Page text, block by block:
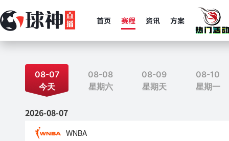
首页 赛程 资讯 方案
08-07
今天
08-08
星期六
08-09
星期天
08-10
星期一
2026-08-07
WNBA